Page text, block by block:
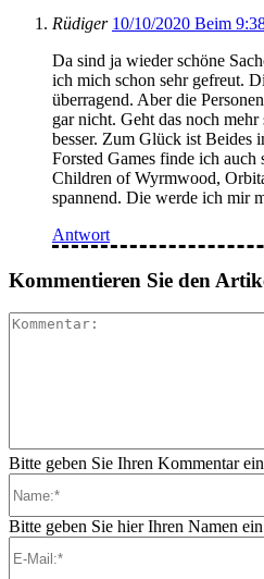
Rüdiger 10/10/2020 Beim
Da sind ja wieder schöne
ich mich schon sehr gefreut.
überragend. Aber die
gar nicht. Geht das noch
besser. Zum Glück ist Beides
Forsted Games finde ich auch
Children of Wyrmwood,
spannend. Die werde ich mir
Antwort
Kommentieren Sie den
Bitte geben Sie Ihren Kommentar
Bitte geben Sie hier Ihren Namen ein